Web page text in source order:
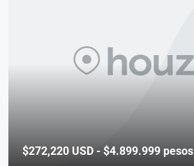
$272,220 USD - $4.899.999 pesos